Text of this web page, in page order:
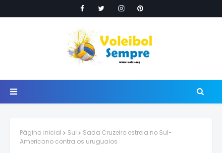
Página inicial Sul
Sada Cruzeiro estreia no Sul-
Americano contra os uruguaios